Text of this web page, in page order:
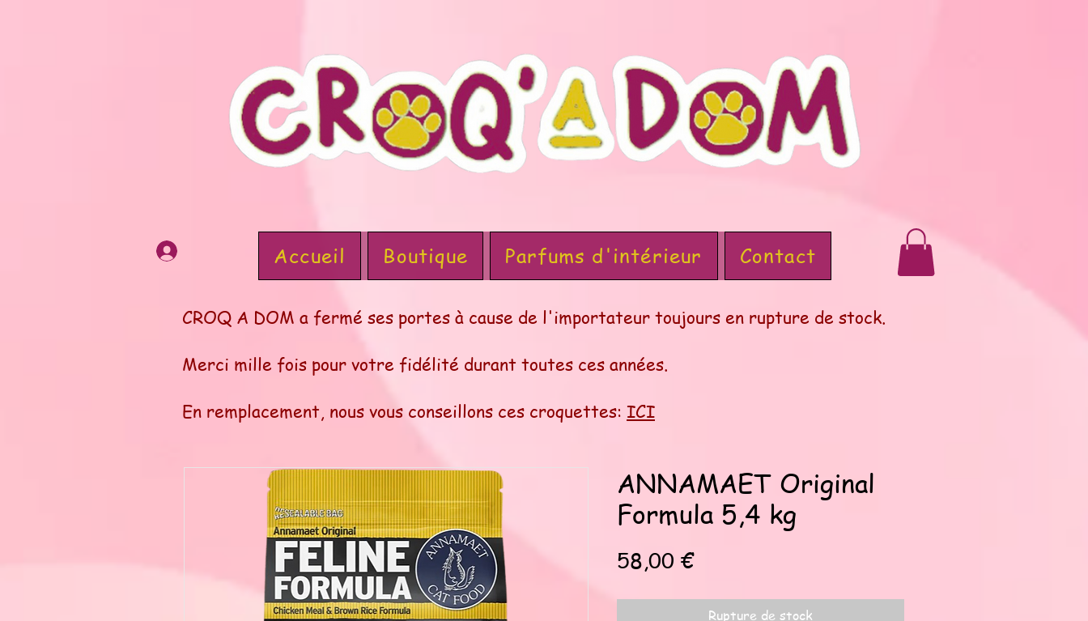
Accueil Boutique Parfums d'intérieur Contact
CROQ A DOM a fermé ses portes à cause de l'importateur toujours en rupture de stock.
Merci mille fois pour votre fidélité durant toutes ces années.
En remplacement, nous vous conseillons ces croquettes: ICI
ANNAMAET Original
Formula 5,4 kg
58,00 €Prix
Rupture de stock